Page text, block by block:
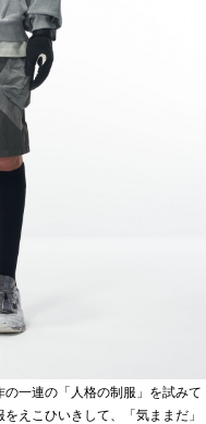
一連の「人格の制服」を試みて
えこひいきして、「気ままだ」